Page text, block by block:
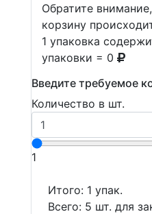
Обратите
корзину
1 упаковка
упаковки = 0
Введите требуемое
Количество в шт.
1
Итого: 1 упак.
Всего: 5 шт. для